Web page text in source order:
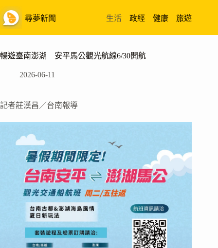
至
主
內
尋夢新聞 生活 政經 健康 旅遊
暢遊臺南澎湖 安平馬公觀光航線6/30開航
2026-06-11
記者莊漢昌／台南報導